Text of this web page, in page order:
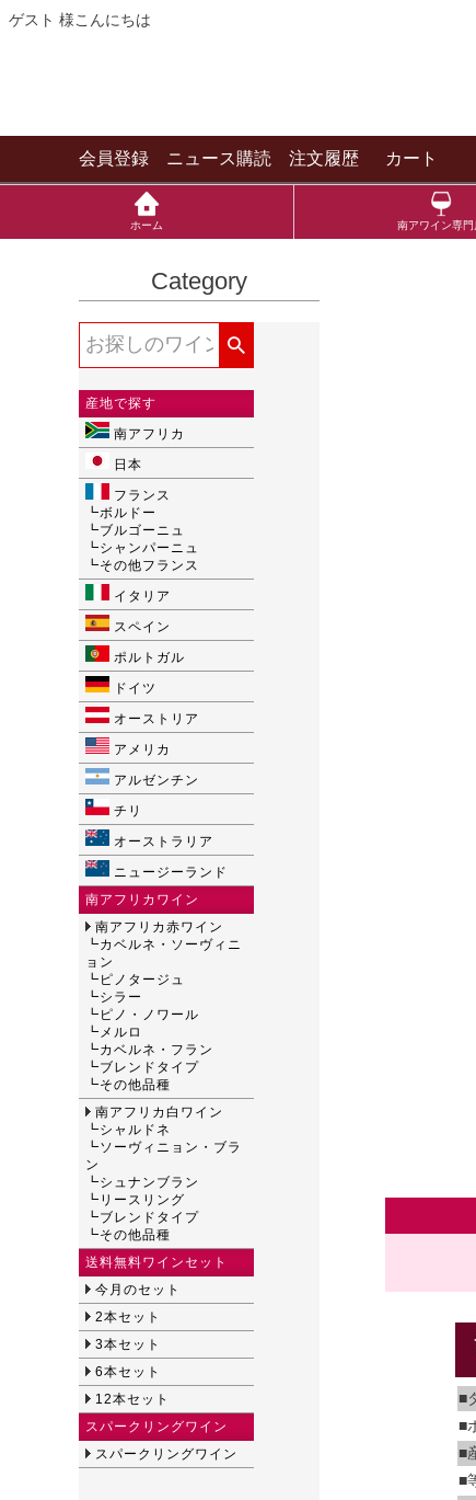
ゲスト 様こんにちは
会員登録 ニュース購読 注文履歴 カート
ホーム 南アワイン専門
Category
産地で探す
南アフリカ
日本
フランス
┗ボルドー
┗ブルゴーニュ
┗シャンパーニュ
┗その他フランス
イタリア
スペイン
ポルトガル
ドイツ
オーストリア
アメリカ
アルゼンチン
チリ
オーストラリア
ニュージーランド
南アフリカワイン
南アフリカ赤ワイン
┗カベルネ・ソーヴィニ
ョン
┗ ピノタージュ
┗シラー
┗ ピノ・ノワール
┗ メルロ
┗カベルネ・フラン
┗ブレンドタイプ
┗その他品種
南アフリカ白ワイン
┗シャルドネ
┗ソーヴィニョン・ブラ
ン
┗シュナンブラン
┗ リースリング
┗ブレンドタイプ
┗その他品種
送料無料ワインセット
今月のセット
2本セット
3本セット
6本セット
12本セット
スパークリングワイン
スパークリングワイン
■
■
■
■